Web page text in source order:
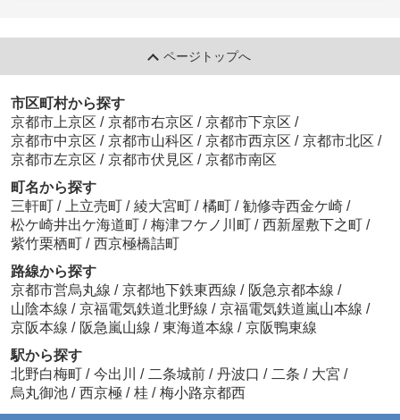
ページトップへ
市区町村から探す
京都市上京区 / 京都市右京区 / 京都市下京区 /
京都市中京区 / 京都市山科区 / 京都市西京区 / 京都市北区 /
京都市左京区 / 京都市伏見区 / 京都市南区
町名から探す
三軒町 / 上立売町 / 綾大宮町 / 橘町 / 勧修寺西金ケ崎 /
松ケ崎井出ケ海道町 / 梅津フケノ川町 / 西新屋敷下之町 /
紫竹栗栖町 / 西京極橋詰町
路線から探す
京都市営烏丸線 / 京都地下鉄東西線 / 阪急京都本線 /
山陰本線 / 京福電気鉄道北野線 / 京福電気鉄道嵐山本線 /
京阪本線 / 阪急嵐山線 / 東海道本線 / 京阪鴨東線
駅から探す
北野白梅町 / 今出川 / 二条城前 / 丹波口 / 二条 / 大宮 /
烏丸御池 / 西京極 / 桂 / 梅小路京都西